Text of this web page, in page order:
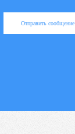
Отправить сообщение